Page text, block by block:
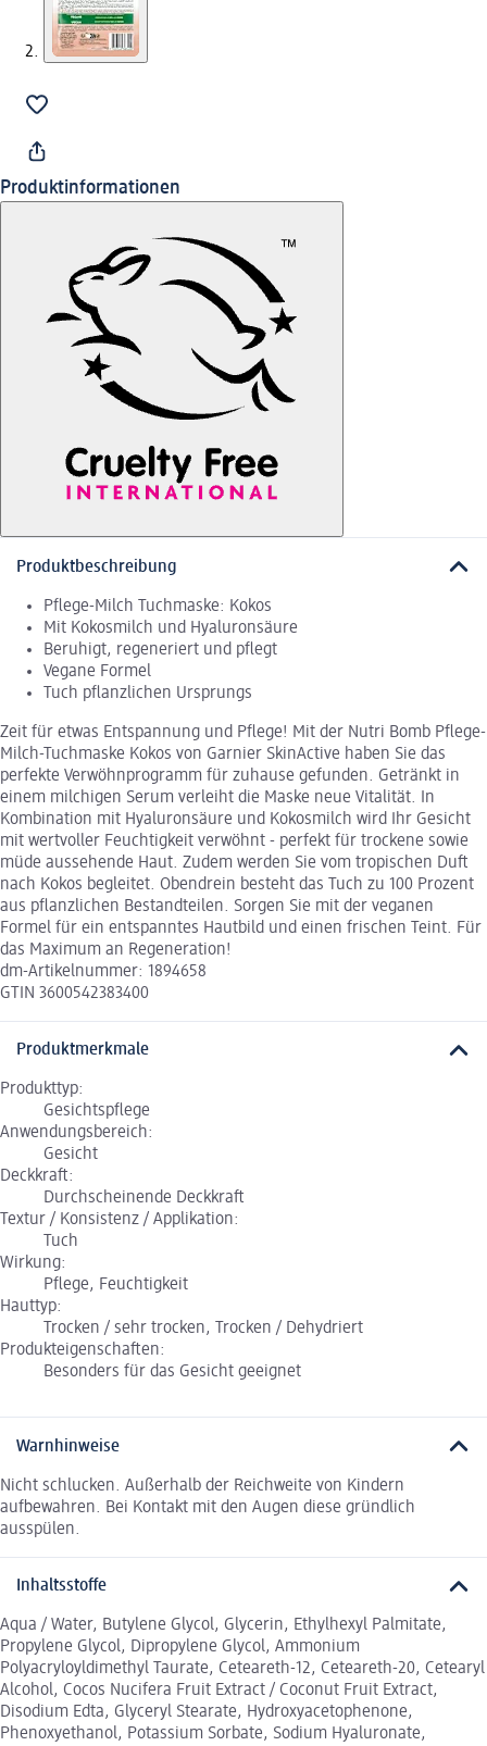
Produktinformationen
Produktbeschreibung
Pflege-Milch Tuchmaske: Kokos
Mit Kokosmilch und Hyaluronsäure
Beruhigt, regeneriert und pflegt
Vegane Formel
Tuch pflanzlichen Ursprungs
Zeit für etwas Entspannung und Pflege! Mit der Nutri Bomb Pflege-
Milch-Tuchmaske Kokos von Garnier SkinActive haben Sie das
perfekte Verwöhnprogramm für zuhause gefunden. Getränkt in
einem milchigen Serum verleiht die Maske neue Vitalität. In
Kombination mit Hyaluronsäure und Kokosmilch wird Ihr Gesicht
mit wertvoller Feuchtigkeit verwöhnt - perfekt für trockene sowie
müde aussehende Haut. Zudem werden Sie vom tropischen Duft
nach Kokos begleitet. Obendrein besteht das Tuch zu 100 Prozent
aus pflanzlichen Bestandteilen. Sorgen Sie mit der veganen
Formel für ein entspanntes Hautbild und einen frischen Teint. Für
das Maximum an Regeneration!
dm-Artikelnummer: 1894658
GTIN 3600542383400
Produktmerkmale
Produkttyp:
Gesichtspflege
Anwendungsbereich:
Gesicht
Deckkraft:
Durchscheinende Deckkraft
Textur / Konsistenz / Applikation:
Tuch
Wirkung:
Pflege, Feuchtigkeit
Hauttyp:
Trocken / sehr trocken, Trocken / Dehydriert
Produkteigenschaften:
Besonders für das Gesicht geeignet
Warnhinweise
Nicht schlucken. Außerhalb der Reichweite von Kindern
aufbewahren. Bei Kontakt mit den Augen diese gründlich
ausspülen.
Inhaltsstoffe
Aqua / Water, Butylene Glycol, Glycerin, Ethylhexyl Palmitate,
Propylene Glycol, Dipropylene Glycol, Ammonium
Polyacryloyldimethyl Taurate, Ceteareth-12, Ceteareth-20, Cetearyl
Alcohol, Cocos Nucifera Fruit Extract / Coconut Fruit Extract,
Disodium Edta, Glyceryl Stearate, Hydroxyacetophenone,
Phenoxyethanol, Potassium Sorbate, Sodium Hyaluronate,